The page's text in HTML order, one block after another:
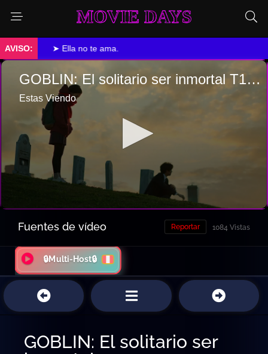
MOVIE DAYS
➤ Ella no te ama.
Fuentes de vídeo 1084 Vistas
Reportar
🔒Multi-Host🔒
GOBLIN: El solitario ser